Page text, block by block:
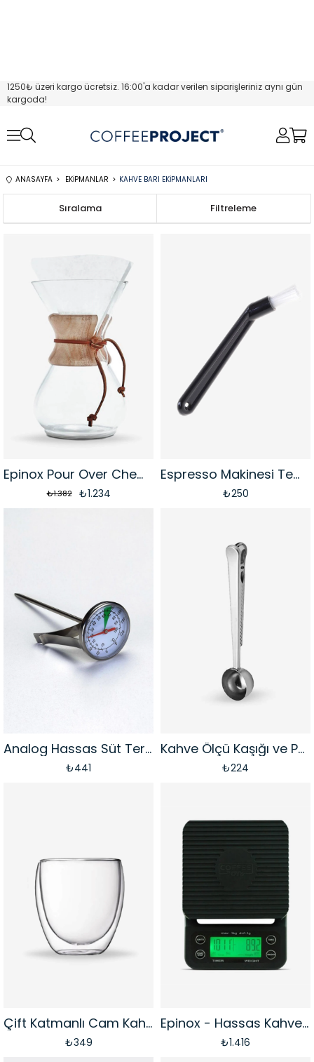
1250₺ üzeri kargo ücretsiz. 16:00'a kadar verilen siparişleriniz aynı gün
kargoda!
ANASAYFA EKIPMANLAR KAHVE BARI EKIPMANLARI
Filtreleme
Sıralama
Epinox Pour Over Chemex Demleme Ekipmanı | 4 Cupv 600Ml
₺1.234
₺1.382
Espresso Makinesi Temizleme Fırçası
₺250
Analog Hassas Süt Termometresi
₺441
Kahve Ölçü Kaşığı ve Paket Klipsi | Gri
₺224
Çift Katmanlı Cam Kahve Bardağı | 250 ml
₺349
Epinox - Hassas Kahve Tartısı
₺1.416